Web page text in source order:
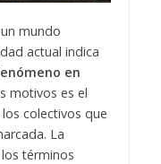
mundo
actual indica
en
motivos es el
colectivos que
La
términos